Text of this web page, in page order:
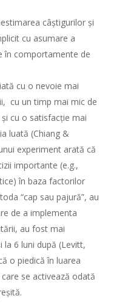
câștigurilor și
cu asumare a
în comportamente de
cu o nevoie mai
cu un timp mai mic de
cu o satisfacție mai
luată (Chiang &
experiment arată că
importante (e.g.,
în baza factorilor
“cap sau pajură”, au
de a implementa
au fost mai
la 6 luni după (Levitt,
o piedică în luarea
se activează odată